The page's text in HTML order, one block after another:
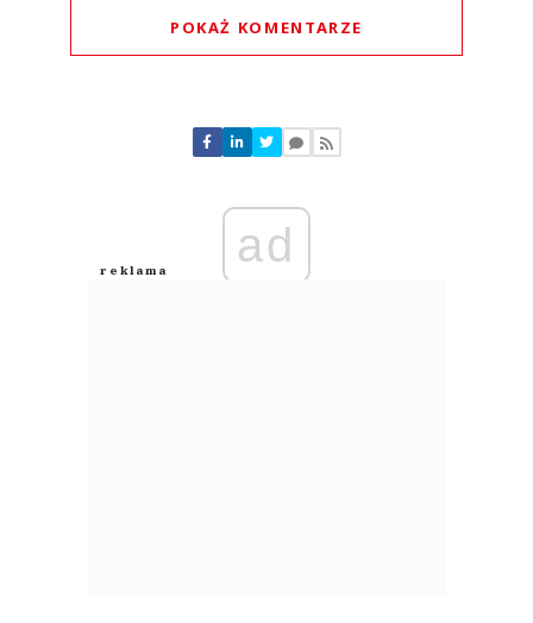
POKAŻ KOMENTARZE
Nie znaleziono komentarzy
Zostaw swoje komentarze
Anuluj
ad